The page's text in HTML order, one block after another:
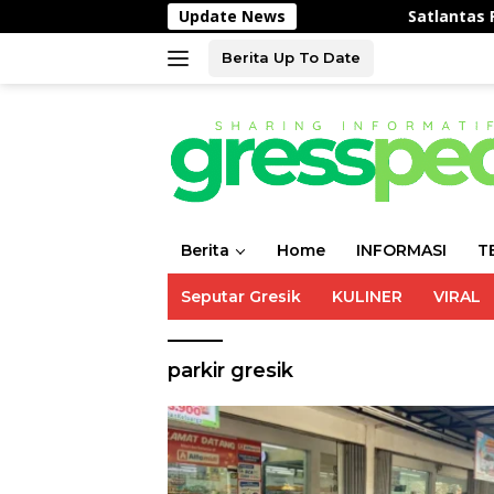
ke
Update NewsSatlantas Polres Gresik
Berita Up To Date
Berita Home INFORMASI
Seputar Gresik KULINER VIRAL
parkir gresik